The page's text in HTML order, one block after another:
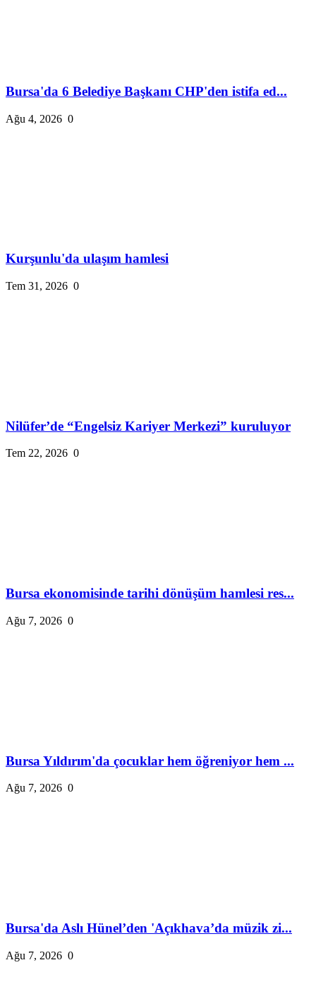
Bursa'da 6 Belediye Başkanı CHP'den istifa ed...
Ağu 4, 2026 0
Kurşunlu'da ulaşım hamlesi
Tem 31, 2026 0
Nilüfer’de “Engelsiz Kariyer Merkezi” kuruluyor
Tem 22, 2026 0
Bursa ekonomisinde tarihi dönüşüm hamlesi res...
Ağu 7, 2026 0
Bursa Yıldırım'da çocuklar hem öğreniyor hem ...
Ağu 7, 2026 0
Bursa'da Aslı Hünel’den 'Açıkhava’da müzik zi...
Ağu 7, 2026 0